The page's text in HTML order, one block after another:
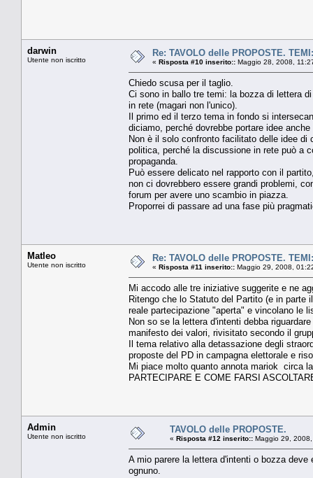
darwin
Utente non iscritto
Re: TAVOLO delle PROPOSTE.
« Risposta #10 inserito:: Maggio 28, 2008,
Chiedo scusa per il taglio.
Ci sono in ballo tre temi: la bozza di lettera
in rete (magari non l'unico).
Il primo ed il terzo tema in fondo si
diciamo, perché dovrebbe portare idee
Non è il solo confronto facilitato delle idee
politica, perché la discussione in rete può a
propaganda.
Può essere delicato nel rapporto con il
non ci dovrebbero essere grandi problemi,
forum per avere uno scambio in piazza.
Proporrei di passare ad una fase più
Matleo
Utente non iscritto
Re: TAVOLO delle PROPOSTE.
« Risposta #11 inserito:: Maggio 29, 2008,
Mi accodo alle tre iniziative suggerite e ne
Ritengo che lo Statuto del Partito (e in parte
reale partecipazione "aperta" e vincolano le
Non so se la lettera d'intenti debba
manifesto dei valori, rivisitato secondo il
Il tema relativo alla detassazione degli
proposte del PD in campagna elettorale e
Mi piace molto quanto annota mariok circa
PARTECIPARE E COME FARSI
Admin
Utente non iscritto
TAVOLO delle PROPOSTE.
« Risposta #12 inserito:: Maggio 29,
A mio parere la lettera d'intenti o bozza
ognuno.